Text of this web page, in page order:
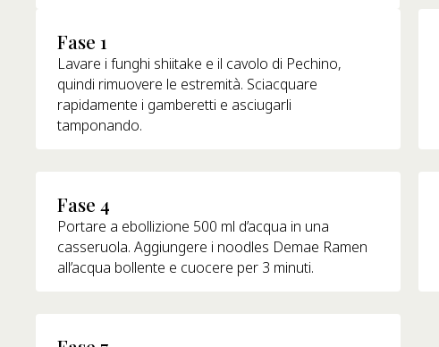
Fase 1
Lavare i funghi shiitake e il cavolo di Pechino,
quindi rimuovere le estremità. Sciacquare
rapidamente i gamberetti e asciugarli
tamponando.
Fase 4
Portare a ebollizione 500 ml d’acqua in una
casseruola. Aggiungere i noodles Demae Ramen
all’acqua bollente e cuocere per 3 minuti.